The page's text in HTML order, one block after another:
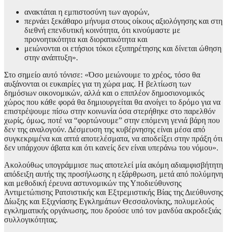
ανακτάται η εμπιστοσύνη των αγορών,
περνάει ξεκάθαρο μήνυμα στους οίκους αξιολόγησης και στη
διεθνή επενδυτική κοινότητα, ότι κινούμαστε με
προνοητικότητα και διορατικότητα και
μειώνονται οι ετήσιοι τόκοι εξυπηρέτησης και δίνεται ώθηση
στην ανάπτυξη».
Στο σημείο αυτό τόνισε: «Όσο μειώνουμε το χρέος, τόσο θα
αυξάνονται οι ευκαιρίες για τη χώρα μας. Η βελτίωση των
δημόσιων οικονομικών, αλλά και ο επιπλέον δημοσιονομικός
χώρος που κάθε φορά θα δημιουργείται θα ανοίγει το δρόμο για να
επιστρέψουμε πίσω στην κοινωνία όσα στερήθηκε στο παρελθόν
χωρίς, όμως, ποτέ να “φορτώνουμε” στην επόμενη γενιά βάρη που
δεν της αναλογούν. Δέσμευση της κυβέρνησης είναι μέσα από
συγκεκριμένα και απτά αποτελέσματα, να αποδείξει στην πράξη ότι
δεν υπάρχουν άβατα και ότι κανείς δεν είναι υπεράνω του νόμου».
Ακολούθως υπογράμμισε πως αποτελεί μία ακόμη αδιαμφισβήτητη
απόδειξη αυτής της προσήλωσης η εξάρθρωση, μετά από πολύμηνη
και μεθοδική έρευνα αστυνομικών της Υποδιεύθυνσης
Αντιμετώπισης Ρατσιστικής και Εξτρεμιστικής Βίας της Διεύθυνσης
Δίωξης και Εξιχνίασης Εγκλημάτων Θεσσαλονίκης, πολυμελούς
εγκληματικής οργάνωσης, που δρούσε υπό τον μανδύα ακροδεξιάς
συλλογικότητας.